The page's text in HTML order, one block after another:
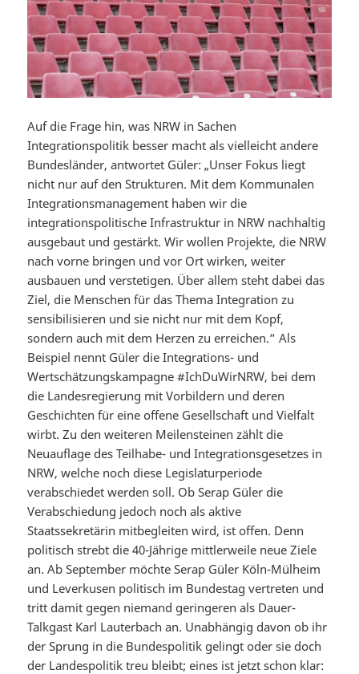
Auf die Frage hin, was NRW in Sachen
Integrationspolitik besser macht als vielleicht andere
Bundesländer, antwortet Güler: „Unser Fokus liegt
nicht nur auf den Strukturen. Mit dem Kommunalen
Integrationsmanagement haben wir die
integrationspolitische Infrastruktur in NRW nachhaltig
ausgebaut und gestärkt. Wir wollen Projekte, die NRW
nach vorne bringen und vor Ort wirken, weiter
ausbauen und verstetigen. Über allem steht dabei das
Ziel, die Menschen für das Thema Integration zu
sensibilisieren und sie nicht nur mit dem Kopf,
sondern auch mit dem Herzen zu erreichen.“ Als
Beispiel nennt Güler die Integrations- und
Wertschätzungskampagne #IchDuWirNRW, bei dem
die Landesregierung mit Vorbildern und deren
Geschichten für eine offene Gesellschaft und Vielfalt
wirbt. Zu den weiteren Meilensteinen zählt die
Neuauflage des Teilhabe- und Integrationsgesetzes in
NRW, welche noch diese Legislaturperiode
verabschiedet werden soll. Ob Serap Güler die
Verabschiedung jedoch noch als aktive
Staatssekretärin mitbegleiten wird, ist offen. Denn
politisch strebt die 40-Jährige mittlerweile neue Ziele
an. Ab September möchte Serap Güler Köln-Mülheim
und Leverkusen politisch im Bundestag vertreten und
tritt damit gegen niemand geringeren als Dauer-
Talkgast Karl Lauterbach an. Unabhängig davon ob ihr
der Sprung in die Bundespolitik gelingt oder sie doch
der Landespolitik treu bleibt; eines ist jetzt schon klar: